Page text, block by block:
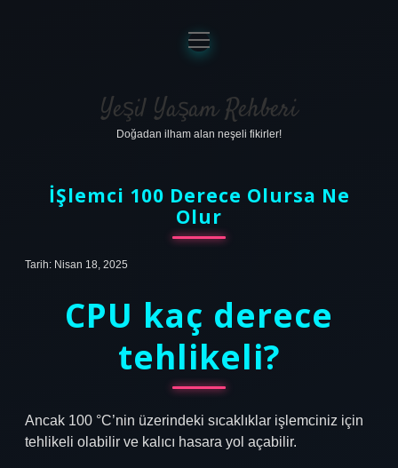
Anasayfa
Gizlilik Politikası
Yasal Uyarı
menüyü
aç
Yeşil Yaşam Rehberi
Doğadan ilham alan neşeli fikirler!
İŞlemci 100 Derece Olursa Ne
Olur
Tarih: Nisan 18, 2025
CPU kaç derece
tehlikeli?
Ancak 100 °C’nin üzerindeki sıcaklıklar işlemciniz için
tehlikeli olabilir ve kalıcı hasara yol açabilir.